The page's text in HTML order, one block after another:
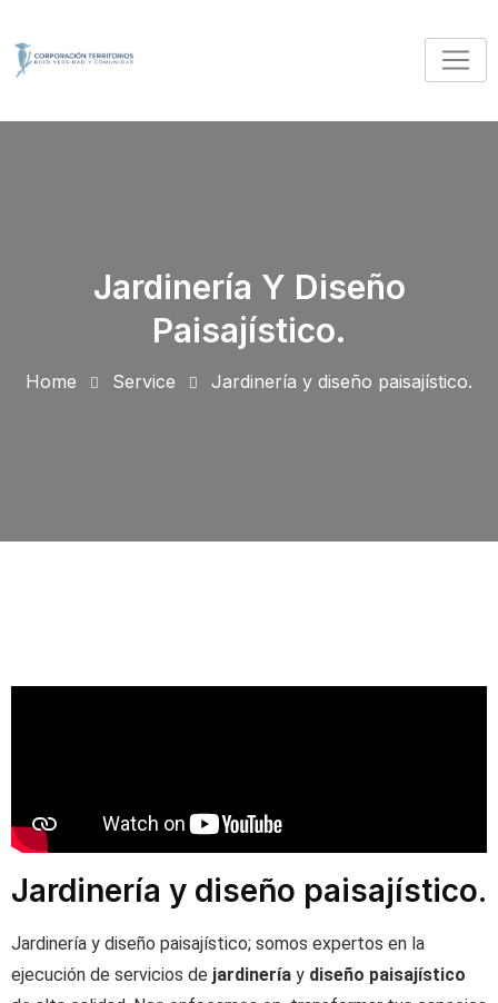
Jardinería Y Diseño
Paisajístico.​
Home Service Jardinería y diseño paisajístico.​
Jardinería y diseño paisajístico.
Jardinería y diseño paisajístico; somos expertos en la
ejecución de servicios de jardinería y diseño paisajístico